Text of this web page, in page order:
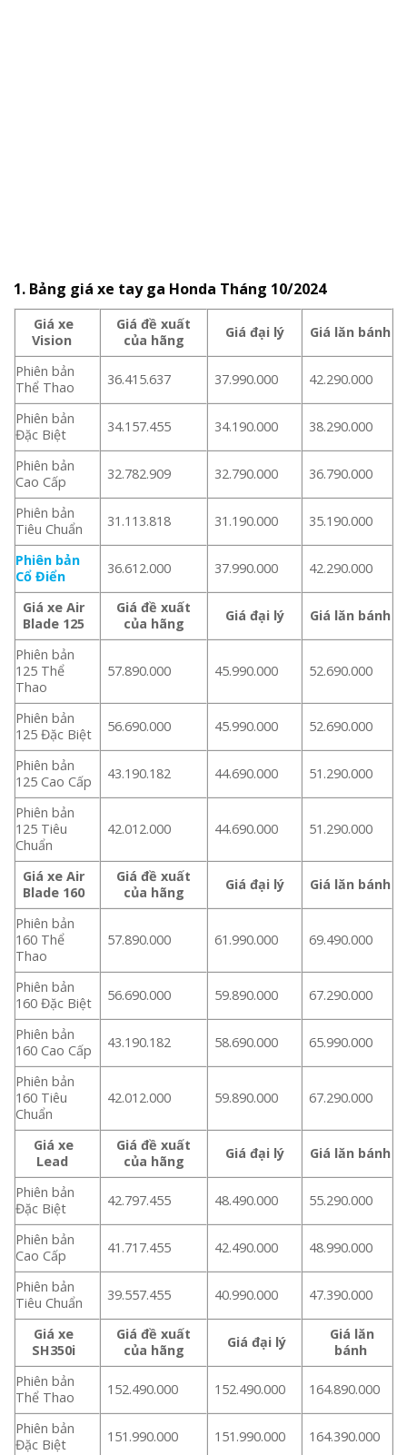
1. Bảng giá xe tay ga Honda Tháng 10/2024
Giá xe
Vision
Giá đề xuất
của hãng
Giá đại lý Giá lăn bánh
Phiên bản
Thể Thao
36.415.637 37.990.000 42.290.000
Phiên bản
Đặc Biệt
34.157.455 34.190.000 38.290.000
Phiên bản
Cao Cấp
32.782.909 32.790.000 36.790.000
Phiên bản
Tiêu Chuẩn
31.113.818 31.190.000 35.190.000
Phiên bản
Cổ Điển
36.612.000 37.990.000 42.290.000
Giá xe Air
Blade 125
Giá đề xuất
của hãng
Giá đại lý Giá lăn bánh
Phiên bản
125 Thể
Thao
57.890.000 45.990.000 52.690.000
Phiên bản
125 Đặc Biệt
56.690.000 45.990.000 52.690.000
Phiên bản
125 Cao Cấp
43.190.182 44.690.000 51.290.000
Phiên bản
125 Tiêu
Chuẩn
42.012.000 44.690.000 51.290.000
Giá xe Air
Blade 160
Giá đề xuất
của hãng
Giá đại lý Giá lăn bánh
Phiên bản
160 Thể
Thao
57.890.000 61.990.000 69.490.000
Phiên bản
160 Đặc Biệt
56.690.000 59.890.000 67.290.000
Phiên bản
160 Cao Cấp
43.190.182 58.690.000 65.990.000
Phiên bản
160 Tiêu
Chuẩn
42.012.000 59.890.000 67.290.000
Giá xe
Lead
Giá đề xuất
của hãng
Giá đại lý Giá lăn bánh
Phiên bản
Đặc Biệt
42.797.455 48.490.000 55.290.000
Phiên bản
Cao Cấp
41.717.455 42.490.000 48.990.000
Phiên bản
Tiêu Chuẩn
39.557.455 40.990.000 47.390.000
Giá xe
SH350i
Giá đề xuất
của hãng
Giá đại lý
Giá lăn
bánh
Phiên bản
Thể Thao
152.490.000 152.490.000 164.890.000
Phiên bản
Đặc Biệt
151.990.000 151.990.000 164.390.000